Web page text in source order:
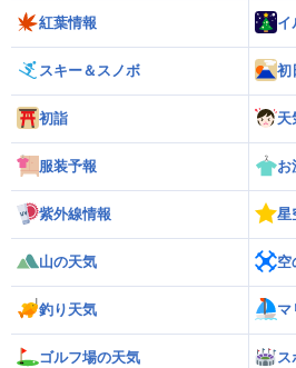
紅葉情報 イ
スキー＆スノボ 初
初詣 天
服装予報 お
紫外線情報 星
山の天気 空
釣り天気 マ
ゴルフ場の天気 ス